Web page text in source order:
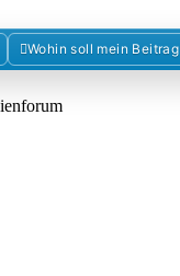
Wohin soll mein Beitrag